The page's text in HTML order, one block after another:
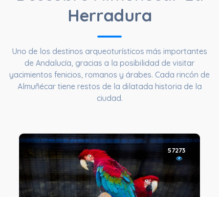
Herradura
Uno de los destinos arqueoturísticos más importantes
de Andalucía, gracias a la posibilidad de visitar
yacimientos fenicios, romanos y árabes. Cada rincón de
Almuñécar tiene restos de la dilatada historia de la
ciudad.
57273